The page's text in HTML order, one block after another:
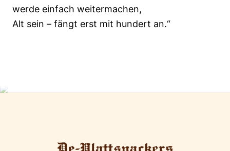
werde einfach weitermachen,
Alt sein – fängt erst mit hundert an.“